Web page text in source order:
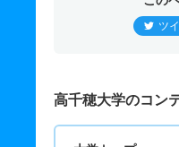
ツ
高千穂大学のコン